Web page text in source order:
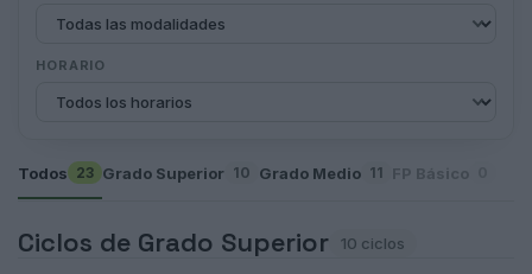
HORARIO
Todos 23 Grado Superior 10 Grado Medio 11 FP Básico
Ciclos de Grado Superior 10 ciclos